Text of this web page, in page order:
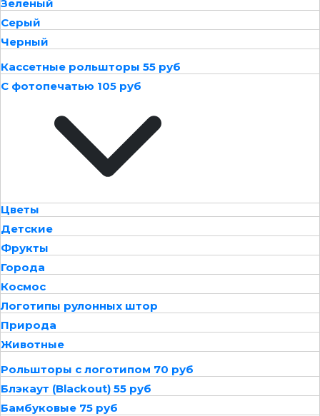
Зеленый
Серый
Черный
Кассетные рольшторы 55 руб
С фотопечатью 105 руб
Цветы
Детские
Фрукты
Города
Космос
Логотипы рулонных штор
Природа
Животные
Рольшторы с логотипом 70 руб
Блэкаут (Blackout) 55 руб
Бамбуковые 75 руб